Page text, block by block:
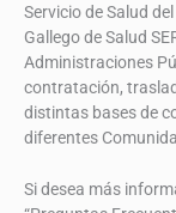
Servicio de Salud
Gallego de Salud
Administraciones
contratación,
distintas bases de
diferentes
Si desea más